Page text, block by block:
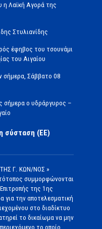
η Λαϊκή Αγορά της
Στυλιανίδης
έφηβος του τσουνάμι
του Αιγαίου
σήμερα, Σάββατο 08
σήμερα ο υδράργυρος –
σύσταση (ΕΕ)
Γ. ΚΩΝ/ΝΟΣ »
συμμορφώνονται
της 1ης
για την αποτελεσματική
στο διαδίκτυο
το δικαίωμα να μην
το οποίο